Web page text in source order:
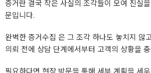
증거란 결국 작은 사실의 조각들이 모여 진실
문입니다.
완벽한 증거수집 은 그 조각 하나도 놓치지 않
의뢰 전에 상담 단계에서부터 고객의 상황을